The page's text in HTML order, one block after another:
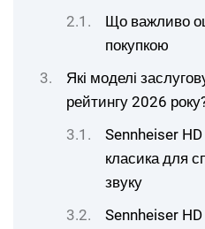
Що важливо
покупкою
Які моделі
рейтингу 2026
Sennheiser
класика для
звуку
Sennheiser